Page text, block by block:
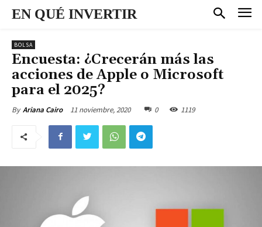
EN QUÉ INVERTIR
BOLSA
Encuesta: ¿Crecerán más las
acciones de Apple o Microsoft
para el 2025?
By Ariana Cairo 11 noviembre, 2020 0 1119